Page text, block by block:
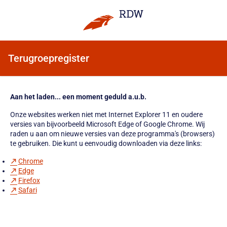
Terugroepregister
Aan het laden... een moment geduld a.u.b.
Onze websites werken niet met Internet Explorer 11 en oudere
versies van bijvoorbeeld Microsoft Edge of Google Chrome. Wij
raden u aan om nieuwe versies van deze programma's (browsers)
te gebruiken. Die kunt u eenvoudig downloaden via deze links:
Chrome
Edge
Firefox
Safari